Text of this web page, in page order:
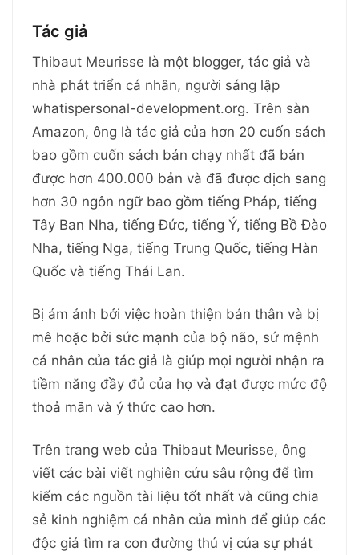
Tác giả
Thibaut Meurisse là một blogger, tác giả và
nhà phát triển cá nhân, người sáng lập
whatispersonal-development.org. Trên sàn
Amazon, ông là tác giả của hơn 20 cuốn sách
bao gồm cuốn sách bán chạy nhất đã bán
được hơn 400.000 bản và đã được dịch sang
hơn 30 ngôn ngữ bao gồm tiếng Pháp, tiếng
Tây Ban Nha, tiếng Đức, tiếng Ý, tiếng Bồ Đào
Nha, tiếng Nga, tiếng Trung Quốc, tiếng Hàn
Quốc và tiếng Thái Lan.
Bị ám ảnh bởi việc hoàn thiện bản thân và bị
mê hoặc bởi sức mạnh của bộ não, sứ mệnh
cá nhân của tác giả là giúp mọi người nhận ra
tiềm năng đầy đủ của họ và đạt được mức độ
thoả mãn và ý thức cao hơn.
Trên trang web của Thibaut Meurisse, ông
viết các bài viết nghiên cứu sâu rộng để tìm
kiếm các nguồn tài liệu tốt nhất và cũng chia
sẻ kinh nghiệm cá nhân của mình để giúp các
độc giả tìm ra con đường thú vị của sự phát